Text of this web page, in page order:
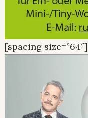
[spacing size=”64″]